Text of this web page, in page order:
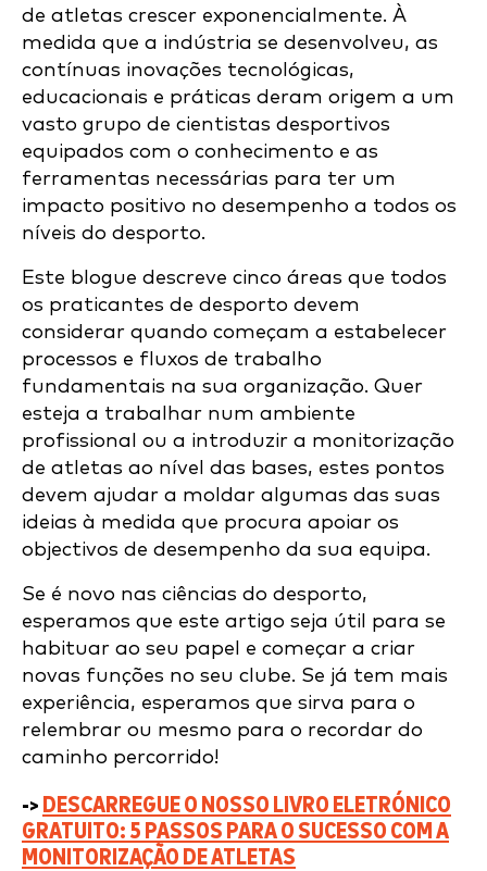
de atletas crescer exponencialmente. À
medida que a indústria se desenvolveu, as
contínuas inovações tecnológicas,
educacionais e práticas deram origem a um
vasto grupo de cientistas desportivos
equipados com o conhecimento e as
ferramentas necessárias para ter um
impacto positivo no desempenho a todos os
níveis do desporto.
Este blogue descreve cinco áreas que todos
os praticantes de desporto devem
considerar quando começam a estabelecer
processos e fluxos de trabalho
fundamentais na sua organização. Quer
esteja a trabalhar num ambiente
profissional ou a introduzir a monitorização
de atletas ao nível das bases, estes pontos
devem ajudar a moldar algumas das suas
ideias à medida que procura apoiar os
objectivos de desempenho da sua equipa.
Se é novo nas ciências do desporto,
esperamos que este artigo seja útil para se
habituar ao seu papel e começar a criar
novas funções no seu clube. Se já tem mais
experiência, esperamos que sirva para o
relembrar ou mesmo para o recordar do
caminho percorrido!
-> DESCARREGUE O NOSSO LIVRO ELETRÓNICO
GRATUITO: 5 PASSOS PARA O SUCESSO COM A
MONITORIZAÇÃO DE ATLETAS